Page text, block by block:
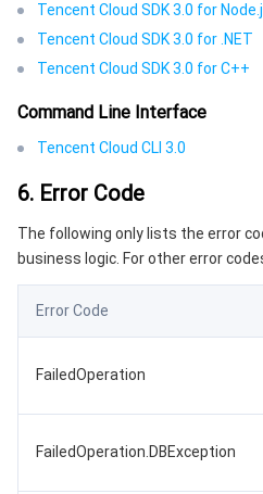
Tencent Cloud SDK 3.0 for
Tencent Cloud SDK 3.0 for .NET
Tencent Cloud SDK 3.0 for C++
Command Line Interface
Tencent Cloud CLI 3.0
6. Error Code
The following only lists the error
business logic. For other error
Error Code
FailedOperation
FailedOperation.DBException